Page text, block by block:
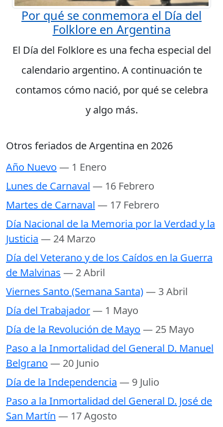
Por qué se conmemora el Día del
Folklore en Argentina
El Día del Folklore es una fecha especial del
calendario argentino. A continuación te
contamos cómo nació, por qué se celebra
y algo más.
Otros feriados de Argentina en 2026
Año Nuevo — 1 Enero
Lunes de Carnaval — 16 Febrero
Martes de Carnaval — 17 Febrero
Día Nacional de la Memoria por la Verdad y la
Justicia — 24 Marzo
Día del Veterano y de los Caídos en la Guerra
de Malvinas — 2 Abril
Viernes Santo (Semana Santa)— 3 Abril
Día del Trabajador— 1 Mayo
Día de la Revolución de Mayo — 25 Mayo
Paso a la Inmortalidad del General D. Manuel
Belgrano — 20 Junio
Día de la Independencia — 9 Julio
Paso a la Inmortalidad del General D. José de
San Martín — 17 Agosto